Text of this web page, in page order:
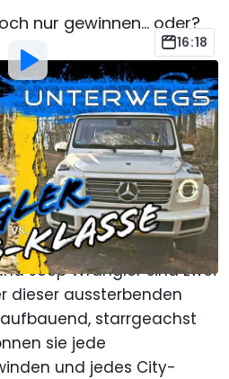
nur gewinnen... oder?
16:18
Uhr
Als bevorzugte Quelle Motor1.com
auf Google hinzufügen
SUVs, her mit den
Viele gibt es nicht mehr.
Jeep Wrangler sind zwei
dieser aussterbenden
starrgeachst
sie jede
und jedes City-